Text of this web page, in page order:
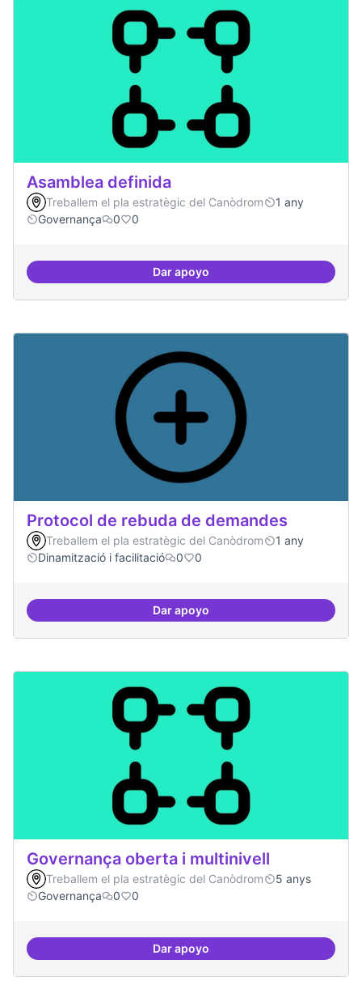
Asamblea definida
Treballem el pla estratègic del Canòdrom
1 any
Governança
0 0
Dar apoyoAsamblea definida
Protocol de rebuda de demandes
Treballem el pla estratègic del Canòdrom
1 any
Dinamització i facilitació
0 0
Dar apoyoProtocol de rebuda de demandes
Governança oberta i multinivell
Treballem el pla estratègic del Canòdrom
5 anys
Governança
0 0
Dar apoyoGovernança oberta i multinivell